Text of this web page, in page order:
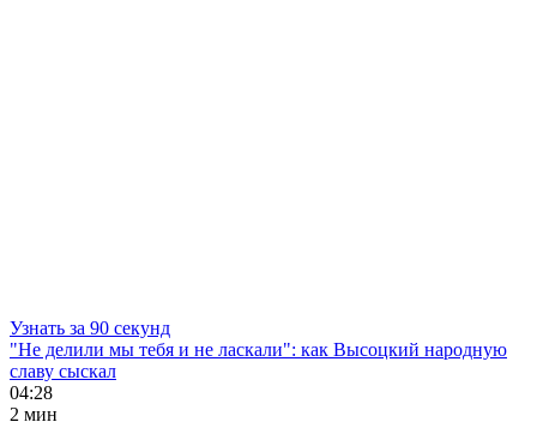
Узнать за 90 секунд
"Не делили мы тебя и не ласкали": как Высоцкий народную
славу сыскал
04:28
2 мин